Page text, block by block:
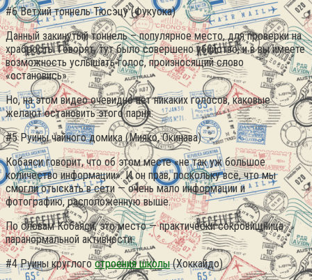
#6 Ветхий тоннель Тюсэцу (Фукуока)
Данный закинутый тоннель – популярное место, для проверки на
храбрость. Говорят, тут было совершено убийство, и в вы имеете
возможность услышать голос, произносящий слово
«остановись».
Но, на этом видео очевидно нет никаких голосов, каковые
желают остановить этого парня:
#5 Руины чайного домика (Мияко, Окинава)
Кобаяси говорит, что об этом месте «не так уж большое
количество информации». И он прав, поскольку всё, что мы
смогли отыскать в сети — очень мало информации и
фотографию, расположенную выше.
По словам Кобаяси, это место — практически сокровищница
паранормальной активности.
#4 Руины круглогостроения школы(Хоккайдо)